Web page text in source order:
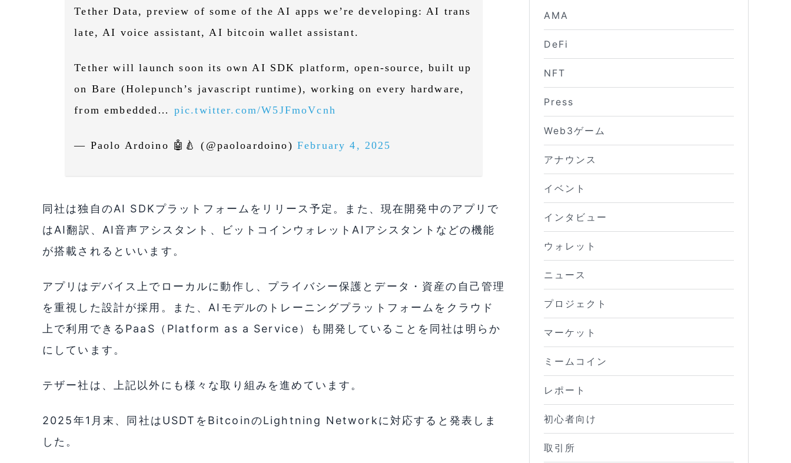
Tether Data, preview of some of the AI apps we’re developing: AI trans
late, AI voice assistant, AI bitcoin wallet assistant.
Tether will launch soon its own AI SDK platform, open-source, built up
on Bare (Holepunch’s javascript runtime), working on every hardware,
from embedded… pic.twitter.com/W5JFmoVcnh
— Paolo Ardoino 🤖🍐 (@paoloardoino) February 4, 2025
同社は独自のAI SDKプラットフォームをリリース予定。また、現在開発中のアプリで
はAI翻訳、AI音声アシスタント、ビットコインウォレットAIアシスタントなどの機能
が搭載されるといいます。
アプリはデバイス上でローカルに動作し、プライバシー保護とデータ・資産の自己管理
を重視した設計が採用。また、AIモデルのトレーニングプラットフォームをクラウド
上で利用できるPaaS（Platform as a Service）も開発していることを同社は明らか
にしています。
テザー社は、上記以外にも様々な取り組みを進めています。
2025年1月末、同社はUSDTをBitcoinのLightning Networkに対応すると発表しま
した。
AMA
DeFi
NFT
Press
Web3ゲーム
アナウンス
イベント
インタビュー
ウォレット
ニュース
プロジェクト
マーケット
ミームコイン
レポート
初心者向け
取引所